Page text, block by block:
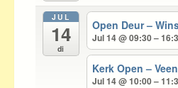
JUL
14
di
Open Deur –
Jul 14 @ 09:30 –
Kerk Open –
Jul 14 @ 10:00 –